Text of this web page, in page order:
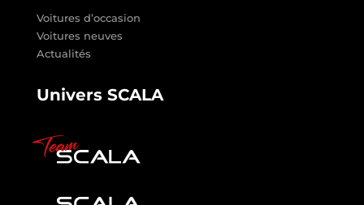
Voitures d’occasion
Voitures neuves
Actualités
Univers SCALA